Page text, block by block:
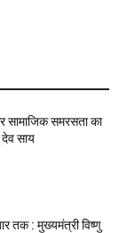
समरसता का
साय
तक : मुख्यमंत्री विष्णु